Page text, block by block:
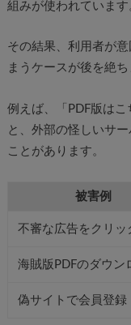
組みが使われています
その結果、利用者が
まうケースが後を絶ち
例えば、「PDF版は
と、外部の怪しいサ
ことがあります。
被害例
不審な広告をクリッ
海賊版PDFのダウン
偽サイトで会員登録